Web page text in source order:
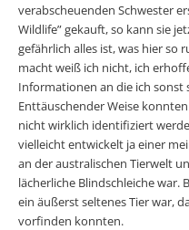
verabscheuenden Schwester
Wildlife” gekauft, so kann sie
gefährlich alles ist, was hier so
macht weiß ich nicht, ich
Informationen an die ich sonst
Enttäuschender Weise
nicht wirklich identifiziert
vielleicht entwickelt ja einer
an der australischen Tierwelt
lächerliche Blindschleiche war.
ein äußerst seltenes Tier war,
vorfinden konnten.